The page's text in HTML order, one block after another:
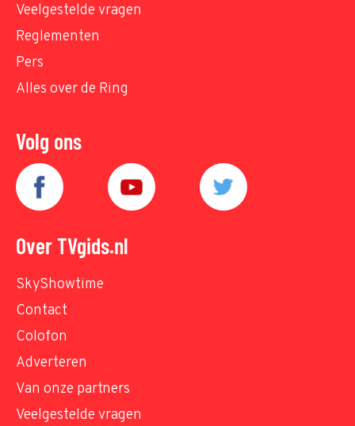
Veelgestelde vragen
Reglementen
Pers
Alles over de Ring
Volg ons
Over TVgids.nl
SkyShowtime
Contact
Colofon
Adverteren
Van onze partners
Veelgestelde vragen